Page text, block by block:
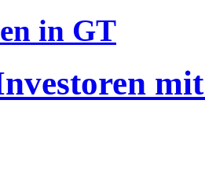
in GT